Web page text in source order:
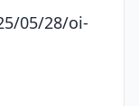
05/28/oi-